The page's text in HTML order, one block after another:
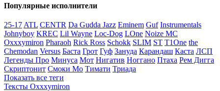
Популярные исполнители
25-17 ATL CENTR Da Gudda Jazz Eminem Guf Instrumentals
Johnyboy KREC Lil Wayne Loc-Dog LOne Noize MC
Oxxxymiron Pharaoh Rick Ross Schokk SLIM ST T1One the
Chemodan Versus Баста Грот Гуф Зануда Карандаш Каста ЛСП
Легенды Про Минуса Мот Нигатив Ноггано Птаха Рем Дигга
Скриптонит Смоки Мо Тимати Триада
Показать все теги
Тексты Oxxxymiron